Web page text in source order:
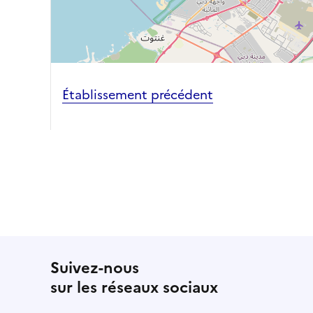
Établissement précédent
Suivez-nous
sur les réseaux sociaux